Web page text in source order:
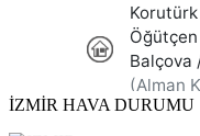
İZMİR HAVA DURUMU